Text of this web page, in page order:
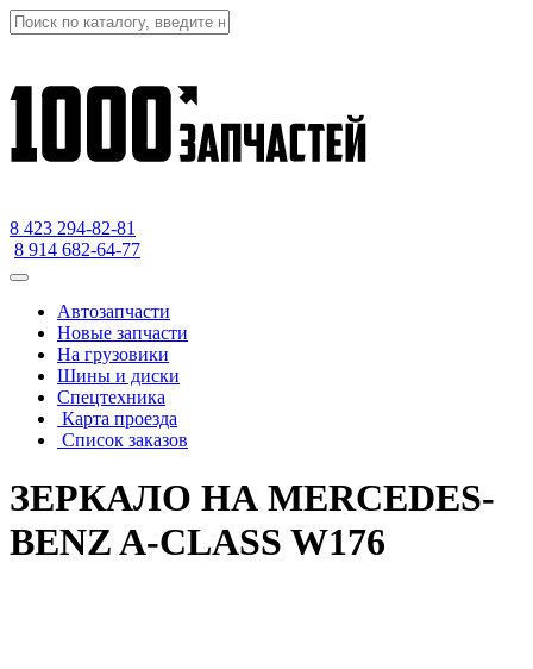
8 423 294-82-81
8 914 682-64-77
Автозапчасти
Новые запчасти
На грузовики
Шины и диски
Спецтехника
Карта проезда
Список заказов
ЗЕРКАЛО НА MERCEDES-
BENZ A-CLASS W176